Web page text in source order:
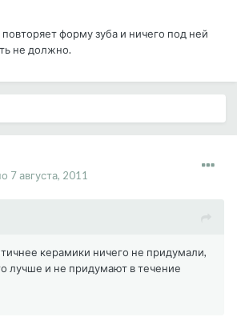
форму зуба и ничего под ней
не должно.
7 августа, 2011
керамики ничего не придумали,
лучше и не придумают в течение